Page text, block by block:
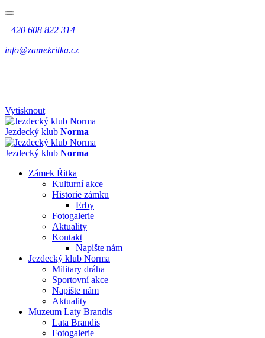
+420 608 822 314
info@zamekritka.cz
Vytisknout
Jezdecký klub Norma
Jezdecký klub Norma
Zámek Řitka
Kulturní akce
Historie zámku
Erby
Fotogalerie
Aktuality
Kontakt
Napište nám
Jezdecký klub Norma
Military dráha
Sportovní akce
Napište nám
Aktuality
Muzeum Laty Brandis
Lata Brandis
Fotogalerie